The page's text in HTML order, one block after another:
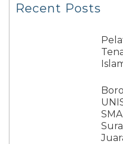
Recent Posts